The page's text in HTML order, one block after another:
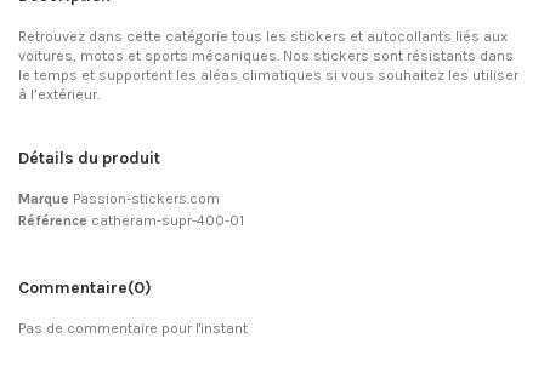
Retrouvez dans cette catégorie tous les stickers et autocollants liés aux
voitures, motos et sports mécaniques. Nos stickers sont résistants dans
le temps et supportent les aléas climatiques si vous souhaitez les utiliser
à l’extérieur.
Détails du produit
Marque Passion-stickers.com
Référence catheram-supr-400-01
Commentaire(0)
Pas de commentaire pour l'instant